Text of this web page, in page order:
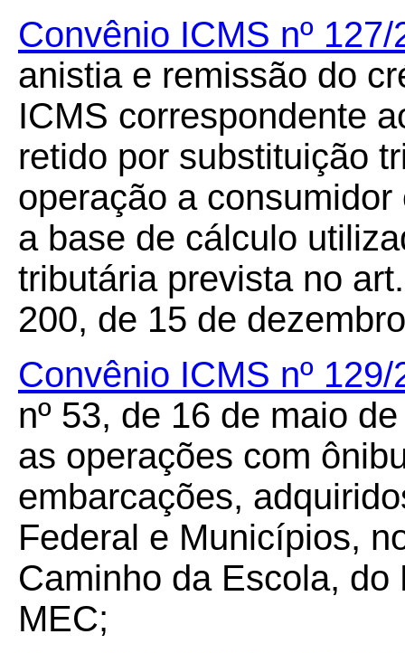
Convênio ICMS nº 127/
anistia e remissão do
ICMS correspondente
retido por substituição
operação a
a base de cálculo
tributária prevista no
200, de 15 de
Convênio ICMS nº 129/
nº 53, de 16 de maio
as operações com
embarcações,
Federal e Municípios,
Caminho da Escola,
MEC;